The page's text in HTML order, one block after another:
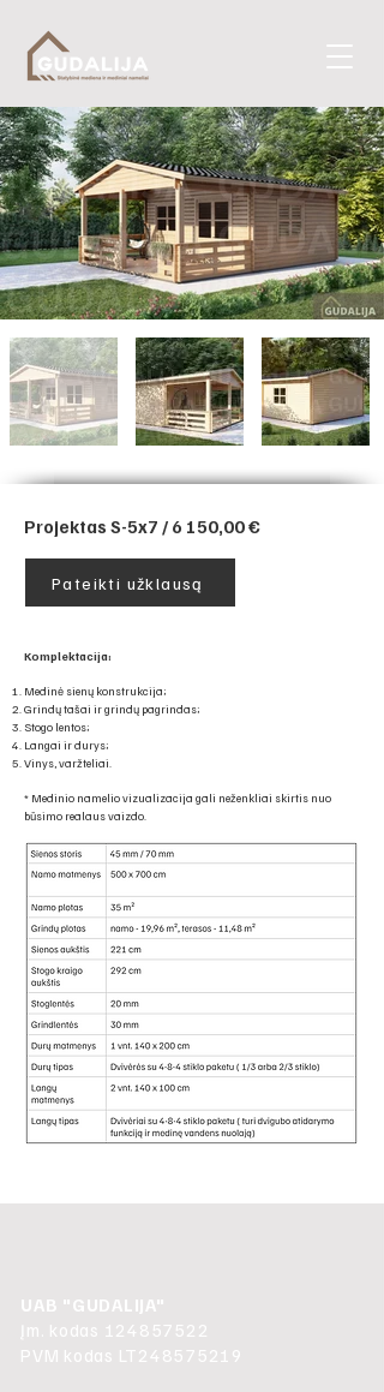
Projektas S-5x7 / 6 150,00 €
Pateikti užklausą
Komplektacija:
Medinė sienų konstrukcija;
Grindų tašai ir grindų pagrindas;
Stogo lentos;
Langai ir durys;
Vinys, varžteliai.
* Medinio namelio vizualizacija gali neženkliai skirtis nuo
būsimo realaus vaizdo.
UAB "GUDALIJA"
Įm. kodas 124857522
PVM kodas LT248575219